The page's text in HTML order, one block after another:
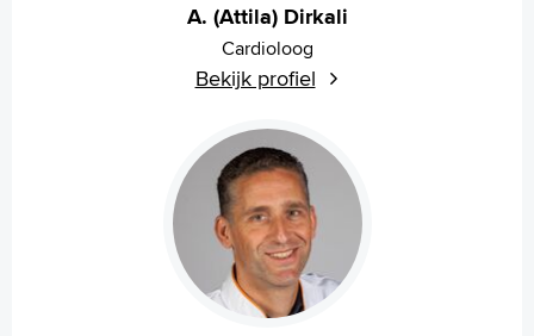
Voorleesfunctie
Language
Zoeken
A. (Attila) Dirkali
Cardioloog
Bekijk profiel